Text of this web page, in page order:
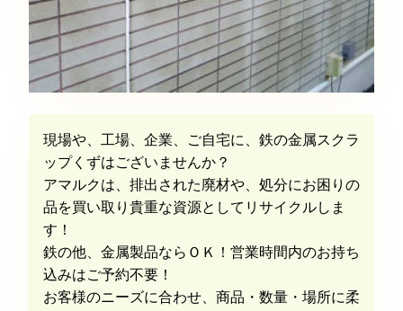
現場や、工場、企業、ご自宅に、鉄の金属スクラ
ップくずはございませんか？
アマルクは、排出された廃材や、処分にお困りの
品を買い取り貴重な資源としてリサイクルしま
す！
鉄の他、金属製品ならＯＫ！営業時間内のお持ち
込みはご予約不要！
お客様のニーズに合わせ、商品・数量・場所に柔